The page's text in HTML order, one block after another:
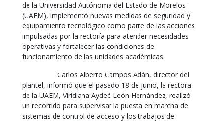
de la Universidad Autónoma del Estado de Morelos
(UAEM), implementó nuevas medidas de seguridad y
equipamiento tecnológico como parte de las acciones
impulsadas por la rectoría para atender necesidades
operativas y fortalecer las condiciones de
funcionamiento de las unidades académicas.
Carlos Alberto Campos Adán, director del
plantel, informó que el pasado 18 de junio, la rectora
de la UAEM, Viridiana Aydeé León Hernández, realizó
un recorrido para supervisar la puesta en marcha de
sistemas de control de acceso y los trabajos de